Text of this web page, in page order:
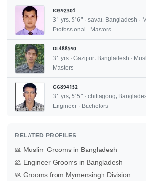
IO392304
31 yrs, 5'6" · savar, Bangladesh ·
Professional · Masters
DL488590
31 yrs · Gazipur, Bangladesh ·
Masters
GG894152
31 yrs, 5'5" · chittagong,
Engineer · Bachelors
RELATED PROFILES
Muslim Grooms in Bangladesh
Engineer Grooms in Bangladesh
Grooms from Mymensingh Division